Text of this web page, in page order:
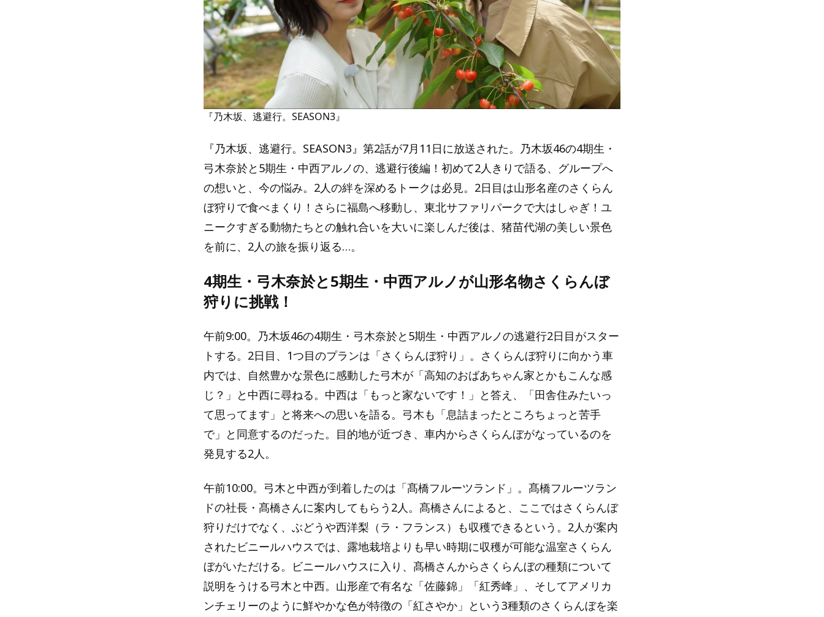
『乃木坂、逃避行。SEASON3』
『乃木坂、逃避行。SEASON3』第2話が7月11日に放送された。乃木坂46の4期生・
弓木奈於と5期生・中西アルノの、逃避行後編！初めて2人きりで語る、グループへ
の想いと、今の悩み。2人の絆を深めるトークは必見。2日目は山形名産のさくらん
ぼ狩りで食べまくり！さらに福島へ移動し、東北サファリパークで大はしゃぎ！ユ
ニークすぎる動物たちとの触れ合いを大いに楽しんだ後は、猪苗代湖の美しい景色
を前に、2人の旅を振り返る…。
4期生・弓木奈於と5期生・中西アルノが山形名物さくらんぼ
狩りに挑戦！
午前9:00。乃木坂46の4期生・弓木奈於と5期生・中西アルノの逃避行2日目がスター
トする。2日目、1つ目のプランは「さくらんぼ狩り」。さくらんぼ狩りに向かう車
内では、自然豊かな景色に感動した弓木が「高知のおばあちゃん家とかもこんな感
じ？」と中西に尋ねる。中西は「もっと家ないです！」と答え、「田舎住みたいっ
て思ってます」と将来への思いを語る。弓木も「息詰まったところちょっと苦手
で」と同意するのだった。目的地が近づき、車内からさくらんぼがなっているのを
発見する2人。
午前10:00。弓木と中西が到着したのは「髙橋フルーツランド」。髙橋フルーツラン
ドの社長・髙橋さんに案内してもらう2人。髙橋さんによると、ここではさくらんぼ
狩りだけでなく、ぶどうや西洋梨（ラ・フランス）も収穫できるという。2人が案内
されたビニールハウスでは、露地栽培よりも早い時期に収穫が可能な温室さくらん
ぼがいただける。ビニールハウスに入り、髙橋さんからさくらんぼの種類について
説明をうける弓木と中西。山形産で有名な「佐藤錦」「紅秀峰」、そしてアメリカ
ンチェリーのように鮮やかな色が特徴の「紅さやか」という3種類のさくらんぼを楽